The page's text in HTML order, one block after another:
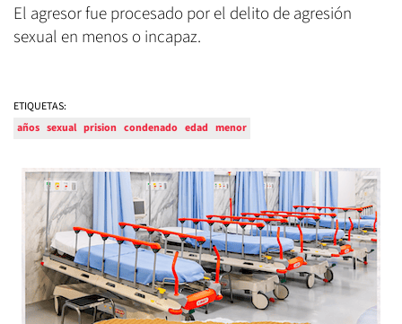
El agresor fue procesado por el delito de agresión
sexual en menos o incapaz.
ETIQUETAS:
años sexual prision condenado edad menor